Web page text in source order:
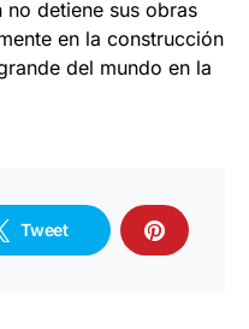
detiene sus obras
en la construcción
del mundo en la
Tweet